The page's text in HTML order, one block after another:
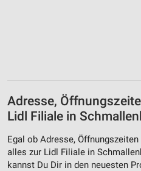
Adresse,
Lidl Filiale in
Egal ob Adresse,
alles zur Lidl Filiale in
kannst Du Dir in den neuesten